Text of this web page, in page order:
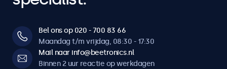
Bel ons op 020 - 700 83 66
Maandag t/m vrijdag, 08:30 - 17:30
Mail naar info@beetronics.nl
Binnen 2 uur reactie op werkdagen